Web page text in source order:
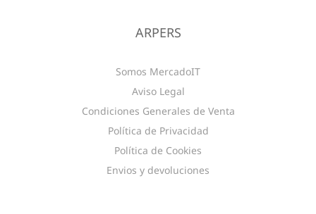
ARPERS
Somos MercadoIT
Aviso Legal
Condiciones Generales de Venta
Política de Privacidad
Política de Cookies
Envios y devoluciones